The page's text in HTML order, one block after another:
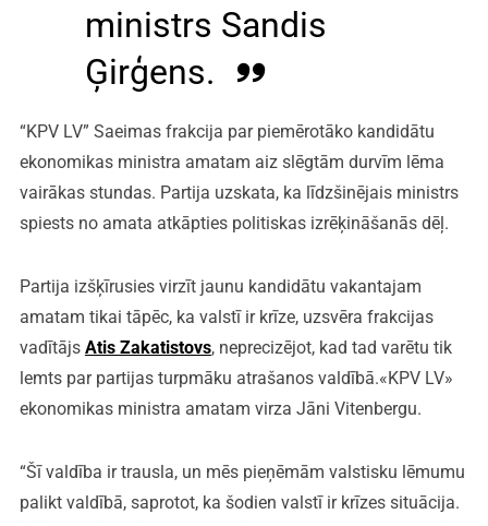
ministrs Sandis
Ģirģens.
“KPV LV” Saeimas frakcija par piemērotāko kandidātu
ekonomikas ministra amatam aiz slēgtām durvīm lēma
vairākas stundas. Partija uzskata, ka līdzšinējais ministrs
spiests no amata atkāpties politiskas izrēķināšanās dēļ.
Partija izšķīrusies virzīt jaunu kandidātu vakantajam
amatam tikai tāpēc, ka valstī ir krīze, uzsvēra frakcijas
vadītājs Atis Zakatistovs, neprecizējot, kad tad varētu tik
lemts par partijas turpmāku atrašanos valdībā.«KPV LV»
ekonomikas ministra amatam virza Jāni Vitenbergu.
“Šī valdība ir trausla, un mēs pieņēmām valstisku lēmumu
palikt valdībā, saprotot, ka šodien valstī ir krīzes situācija.